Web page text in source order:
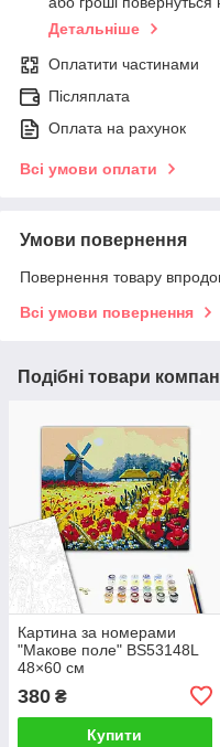
Детальніше
Оплатити частинами
Післяплата
Оплата на рахунок
Всі умови оплати
Умови повернення
Повернення товару
Всі умови повернення
Подібні товари
Картина за номерами
"Макове поле" BS53148L
48×60 см
380 ₴
Купити